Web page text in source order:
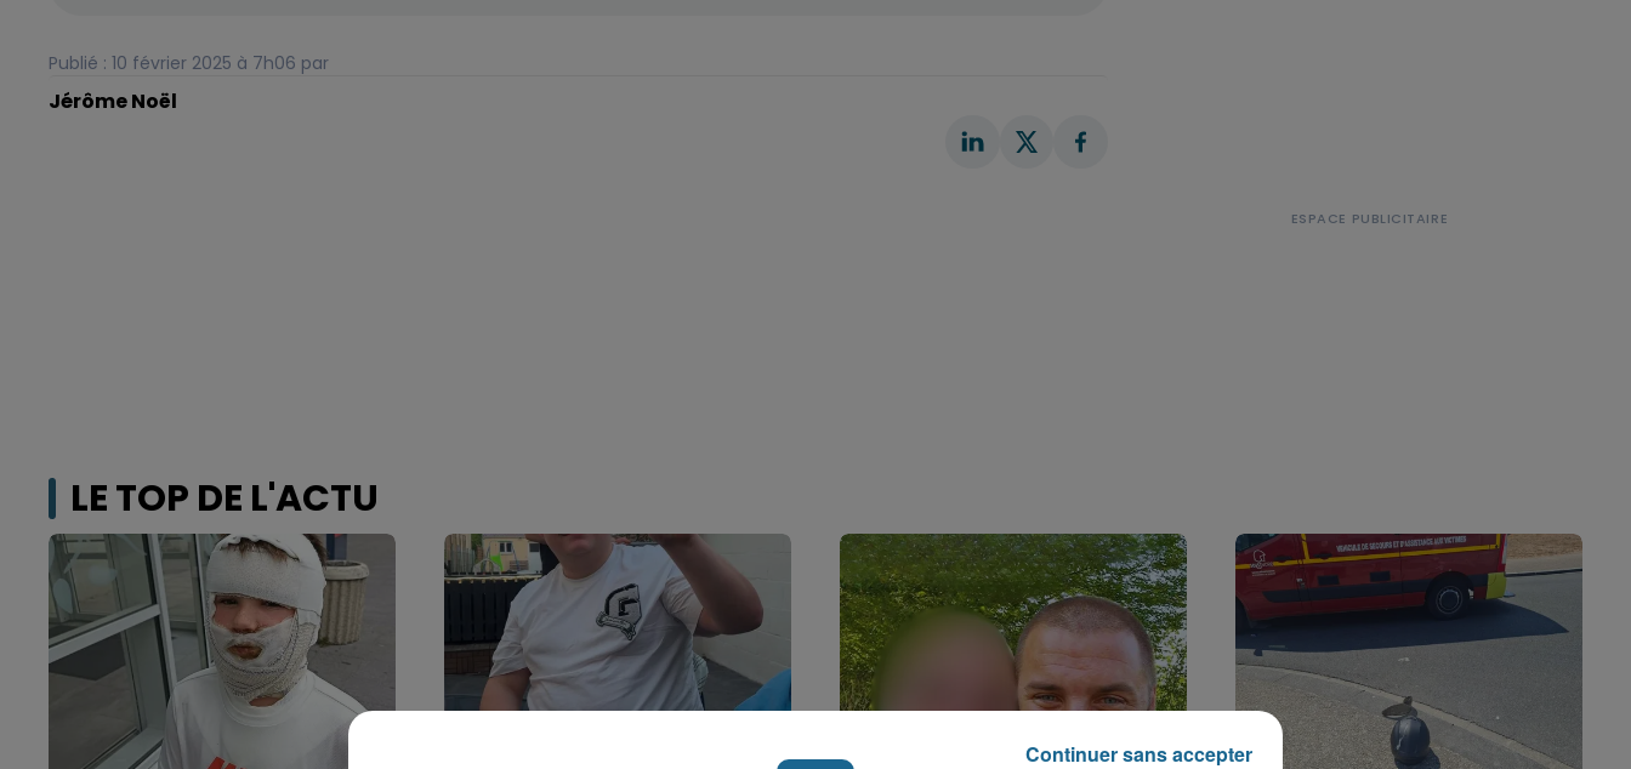
Publié : 10 février 2025 à 7h06 par
Jérôme Noël
LE TOP DE L'ACTU
Continuer sans accepter